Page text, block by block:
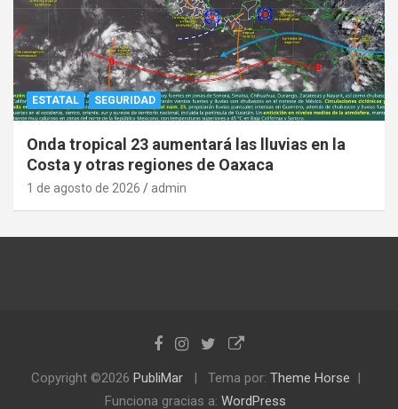
ESTATAL SEGURIDAD
Onda tropical 23 aumentará las lluvias en la
Costa y otras regiones de Oaxaca
1 de agosto de 2026 admin
Copyright ©2026 PubliMar Tema por: Theme Horse
Funciona gracias a: WordPress